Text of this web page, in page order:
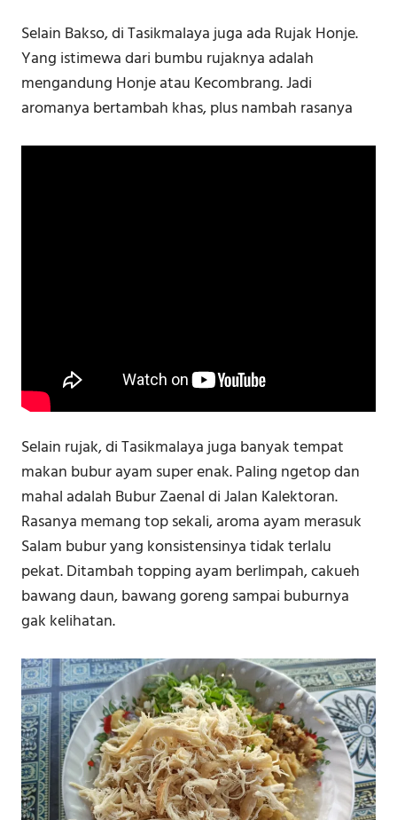
Selain Bakso, di Tasikmalaya juga ada Rujak Honje.
Yang istimewa dari bumbu rujaknya adalah
mengandung Honje atau Kecombrang. Jadi
aromanya bertambah khas, plus nambah rasanya
Selain rujak, di Tasikmalaya juga banyak tempat
makan bubur ayam super enak. Paling ngetop dan
mahal adalah Bubur Zaenal di Jalan Kalektoran.
Rasanya memang top sekali, aroma ayam merasuk
Salam bubur yang konsistensinya tidak terlalu
pekat. Ditambah topping ayam berlimpah, cakueh
bawang daun, bawang goreng sampai buburnya
gak kelihatan.